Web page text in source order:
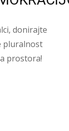
donirajte
pluralnost
prostora!